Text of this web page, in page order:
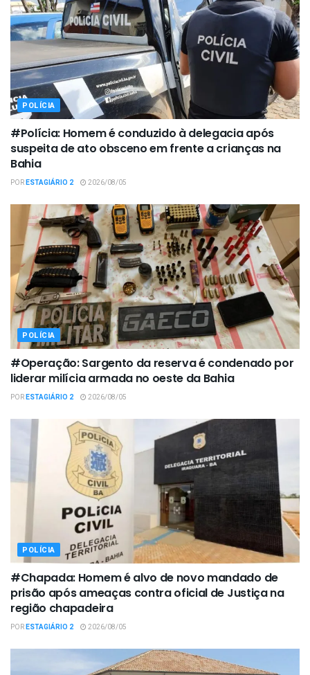
POLÍCIA
#Polícia: Homem é conduzido à delegacia após
suspeita de ato obsceno em frente a crianças na
Bahia
PORESTAGIÁRIO 2 2026/08/05
POLÍCIA
#Operação: Sargento da reserva é condenado por
liderar milícia armada no oeste da Bahia
PORESTAGIÁRIO 2 2026/08/05
POLÍCIA
#Chapada: Homem é alvo de novo mandado de
prisão após ameaças contra oficial de Justiça na
região chapadeira
PORESTAGIÁRIO 2 2026/08/05